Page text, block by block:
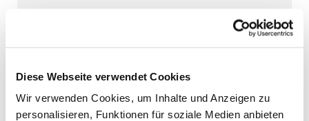
Diese Webseite verwendet Cookies
Wir verwenden Cookies, um Inhalte und Anzeigen zu
personalisieren, Funktionen für soziale Medien anbieten